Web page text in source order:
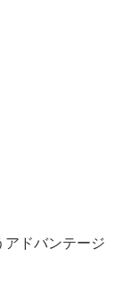
アドバンテージ